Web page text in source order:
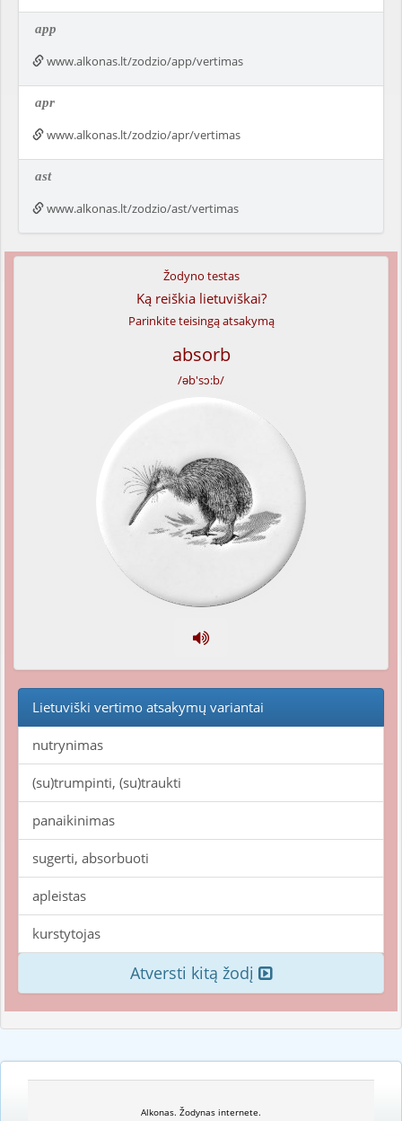
app
www.alkonas.lt/zodzio/app/vertimas
apr
www.alkonas.lt/zodzio/apr/vertimas
ast
www.alkonas.lt/zodzio/ast/vertimas
Žodyno testas
Ką reiškia lietuviškai?
Parinkite teisingą atsakymą
absorb
/əb'sɔ:b/
Lietuviški vertimo atsakymų variantai
nutrynimas
(su)trumpinti, (su)traukti
panaikinimas
sugerti, absorbuoti
apleistas
kurstytojas
Atversti kitą žodį
Alkonas. Žodynas internete.